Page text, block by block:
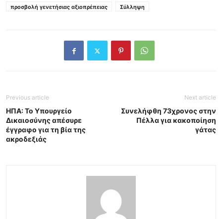
προσβολή γενετήσιας αξιοπρέπειας
Σύλληψη
Previous article
ΗΠΑ: Το Υπουργείο
Δικαιοσύνης απέσυρε
έγγραφο για τη βία της
ακροδεξιάς
Next article
Συνελήφθη 73χρονος στην
Πέλλα για κακοποίηση
γάτας